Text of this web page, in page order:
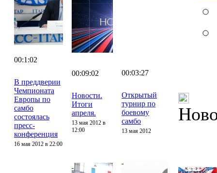
00:1:02
В преддверии
Чемпионата
Европы по
самбо
состоялась
пресс-
конференция
16 мая 2012 в 22:00
00:09:02
Новости.
Итоги
апреля.
13 мая 2012 в
12:00
00:03:27
Открытый
турнир по
боевому
самбо
13 мая 2012